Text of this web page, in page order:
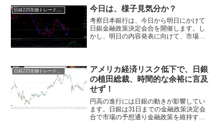
が951...
今日は、様子見気分か？
考察日本銀行は、今日から明日にかけて
日銀金融政策決定会合を開催します。し
かし、明日の内容発表に向けて、市場で
す。同時に、市場では、好決...
アメリカ経済リスク低下で、日銀
の植田総裁、時間的な余裕に言及
せず！
円高の進行には日銀の動きが影響してい
ます。日銀は31日までの金融政策決定会
合で市場の予想通り金融政策を維持する